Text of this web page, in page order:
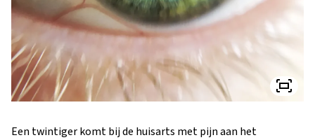
Een twintiger komt bij de huisarts met pijn aan het